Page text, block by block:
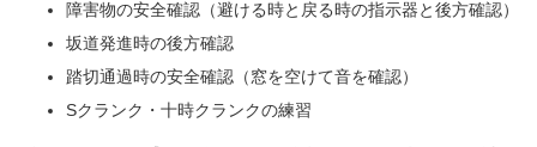
障害物の安全確認（避ける時と戻る時の指示器と後方確認）
坂道発進時の後方確認
踏切通過時の安全確認（窓を空けて音を確認）
Sクランク・十時クランクの練習